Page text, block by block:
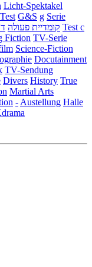
Licht-Spektakel
Test G&S g Serie
קומדיית פעולה Test c
Fiction TV-Serie
Science-Fiction
Docutainment
TV-Sendung
Divers History True
Martial Arts
-Austellung Halle